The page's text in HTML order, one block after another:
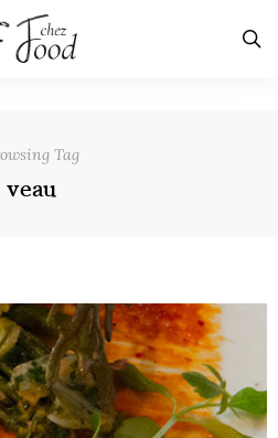
Tag
veau